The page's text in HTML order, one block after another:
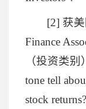
[2] 获
Finance
（投资类别
tone tell
stock